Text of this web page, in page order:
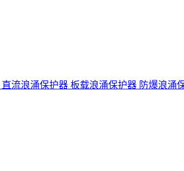
直流浪涌保护器 板载浪涌保护器 防爆浪涌